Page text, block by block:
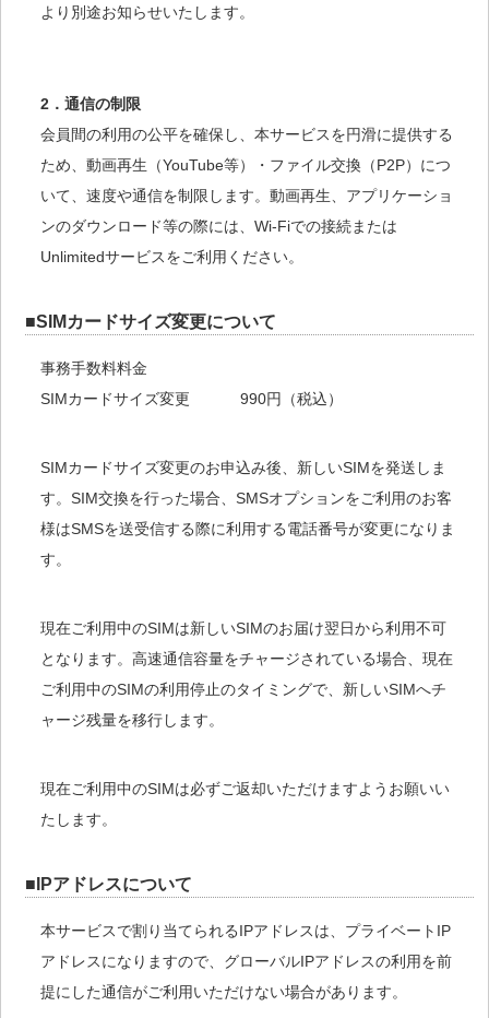
より別途お知らせいたします。
2．通信の制限
会員間の利用の公平を確保し、本サービスを円滑に提供する
ため、動画再生（YouTube等）・ファイル交換（P2P）につ
いて、速度や通信を制限します。動画再生、アプリケーショ
ンのダウンロード等の際には、Wi-Fiでの接続または
Unlimitedサービスをご利用ください。
■SIMカードサイズ変更について
事務手数料料金
SIMカードサイズ変更
990円（税込）
SIMカードサイズ変更のお申込み後、新しいSIMを発送しま
す。SIM交換を行った場合、SMSオプションをご利用のお客
様はSMSを送受信する際に利用する電話番号が変更になりま
す。
現在ご利用中のSIMは新しいSIMのお届け翌日から利用不可
となります。高速通信容量をチャージされている場合、現在
ご利用中のSIMの利用停止のタイミングで、新しいSIMへチ
ャージ残量を移行します。
現在ご利用中のSIMは必ずご返却いただけますようお願いい
たします。
■IPアドレスについて
本サービスで割り当てられるIPアドレスは、プライベートIP
アドレスになりますので、グローバルIPアドレスの利用を前
提にした通信がご利用いただけない場合があります。